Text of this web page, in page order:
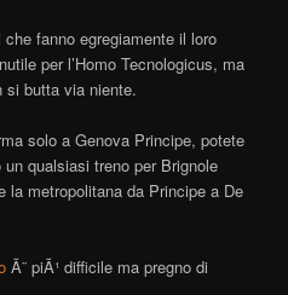
fanno egregiamente il loro
per l’Homo Tecnologicus, ma
si butta via niente.
solo a Genova Principe, potete
qualsiasi treno per Brignole
la metropolitana da Principe a De
Ã¨ piÃ¹ difficile ma pregno di